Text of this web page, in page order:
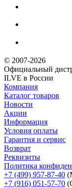
© 2007-2026
Официальный
ILVE в России
Компания
Каталог товаров
Новости
Акции
Информация
Условия оплаты
Гарантия и сервис
Возврат
Реквизиты
Политика
+7 (499) 957-87-40
+7 (916) 051-57-70